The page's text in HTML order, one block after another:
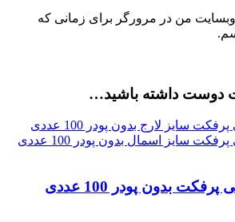
وبسایت من در مرورگر برای زمانی که
دوست داشته باشید…
بدون پودر 100 عددی